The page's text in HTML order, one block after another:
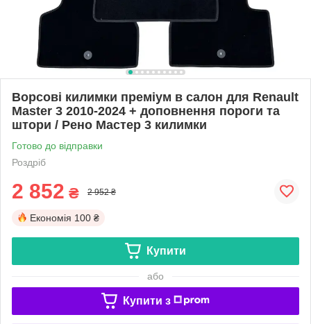
Ворсові килимки преміум в салон для Renault
Master 3 2010-2024 + доповнення пороги та
штори / Рено Мастер 3 килимки
Готово до відправки
Роздріб
2 852 ₴ 2 952 ₴
Економія 100 ₴
Купити
або
Купити з